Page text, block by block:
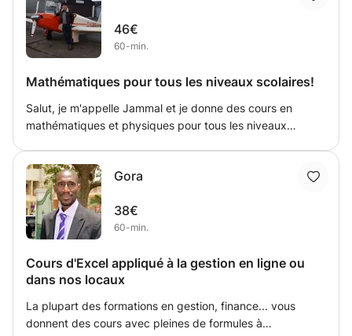
est d'utiliser la grammaire et le vocabulaire naturellement
dans des situations appropriées, en mettant l'accent sur
les fonctions et les contextes de différentes structures.
46€
60-min.
Mathématiques pour tous les niveaux scolaires!
Salut, je m'appelle Jammal et je donne des cours en
mathématiques et physiques pour tous les niveaux
Gora
38€
60-min.
Cours d'Excel appliqué à la gestion en ligne ou
dans nos locaux
La plupart des formations en gestion, finance... vous
donnent des cours avec pleines de formules à